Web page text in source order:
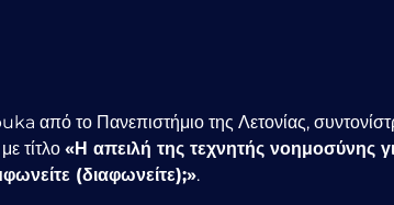
από το Πανεπιστήμιο της Λετονίας,
τίτλο «Η απειλή της τεχνητής νοημοσύνης
(διαφωνείτε);».